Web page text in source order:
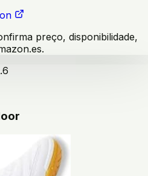
preço, disponibilidade,